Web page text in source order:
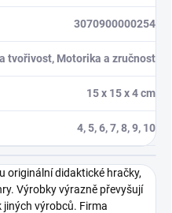
3070900000254
tvořivost, Motorika a zručnost
15 x 15 x 4 cm
4, 5, 6, 7, 8, 9, 10
originální didaktické hračky,
Výrobky výrazně převyšují
jiných výrobců. Firma